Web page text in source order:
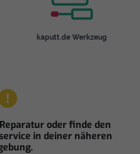
kaputt.de Werkzeug
oder finde den
in deiner näheren